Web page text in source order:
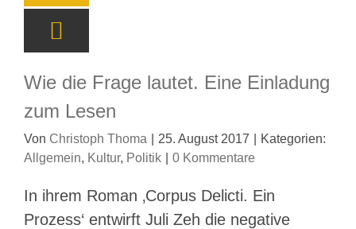
Wie die Frage lautet. Eine Einladung
zum Lesen
Von Christoph Thoma 25. August 2017
Kategorien:
Allgemein, Kultur, Politik 0 Kommentare
In ihrem Roman ‚Corpus Delicti. Ein
Prozess‘ entwirft Juli Zeh die negative